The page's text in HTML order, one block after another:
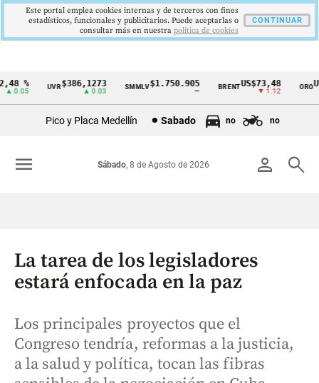
Cintillo
Colombia
% UVR$386,1273
▲ 0.03
SMMLV$1.750.905 BRENTUS$73,48
▼ 1.12
ORO
Pico y Placa Medellín Sabado no no
person search
Sábado, 8 de Agosto de 2026
menu
La tarea de los legisladores
estará enfocada en la paz
Los principales proyectos que el
Congreso tendría, reformas a la justicia,
a la salud y política, tocan las fibras
Este portal emplea cookies internas y de terceros con fines
estadísticos, funcionales y publicitarios. Puede aceptarlas o
consultar más en nuestra politica de cookies
CONTINUAR